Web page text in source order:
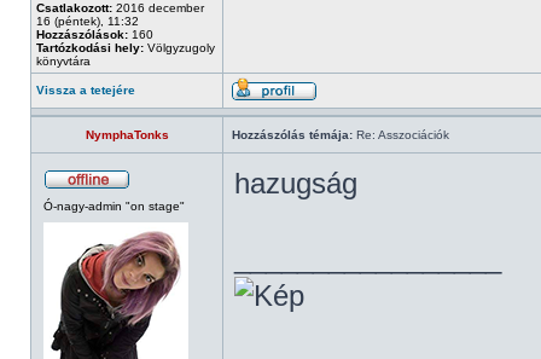
Csatlakozott: 2016 december
16 (péntek), 11:32
Hozzászólások: 160
Tartózkodási hely: Völgyzugoly
könyvtára
Vissza a tetejére
NymphaTonks Hozzászólás témája: Re: Asszociációk
Ó-nagy-admin "on stage"
hazugság